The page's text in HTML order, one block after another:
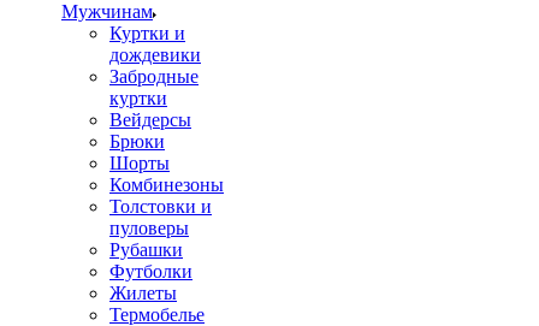
Мужчинам
Куртки и
дождевики
Забродные
куртки
Вейдерсы
Брюки
Шорты
Комбинезоны
Толстовки и
пуловеры
Рубашки
Футболки
Жилеты
Термобелье